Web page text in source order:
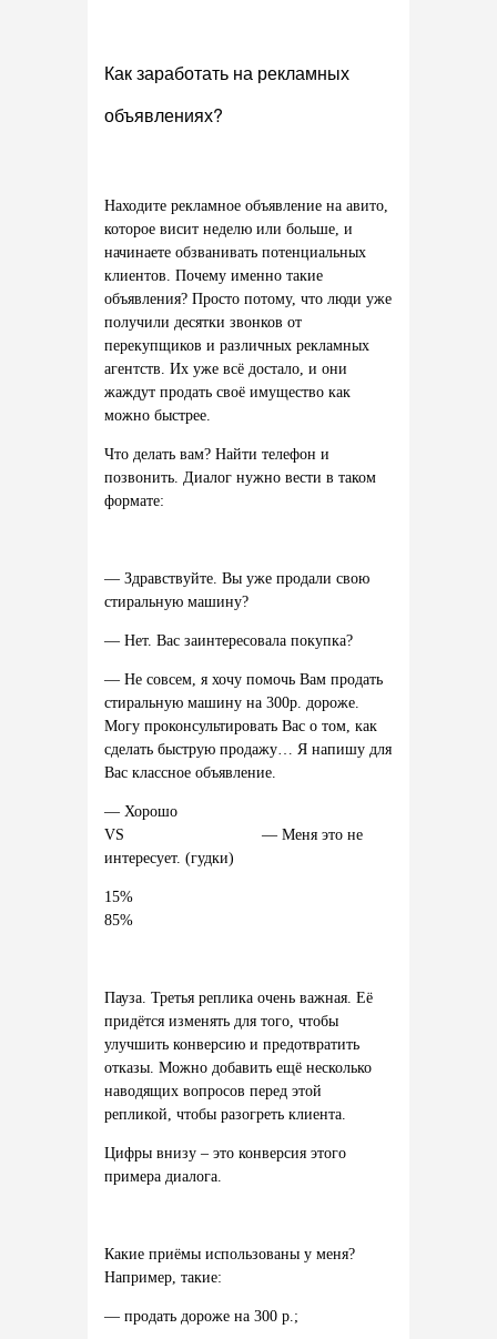
Как заработать на рекламных
объявлениях?
Находите рекламное объявление на авито,
которое висит неделю или больше, и
начинаете обзванивать потенциальных
клиентов. Почему именно такие
объявления? Просто потому, что люди уже
получили десятки звонков от
перекупщиков и различных рекламных
агентств. Их уже всё достало, и они
жаждут продать своё имущество как
можно быстрее.
Что делать вам? Найти телефон и
позвонить. Диалог нужно вести в таком
формате:
— Здравствуйте. Вы уже продали свою
стиральную машину?
— Нет. Вас заинтересовала покупка?
— Не совсем, я хочу помочь Вам продать
стиральную машину на 300р. дороже.
Могу проконсультировать Вас о том, как
сделать быструю продажу… Я напишу для
Вас классное объявление.
— Хорошо
VS — Меня это не
интересует. (гудки)
85%
Пауза. Третья реплика очень важная. Её
придётся изменять для того, чтобы
улучшить конверсию и предотвратить
отказы. Можно добавить ещё несколько
наводящих вопросов перед этой
репликой, чтобы разогреть клиента.
Цифры внизу – это конверсия этого
примера диалога.
Какие приёмы использованы у меня?
Например, такие:
— продать дороже на 300 р.;